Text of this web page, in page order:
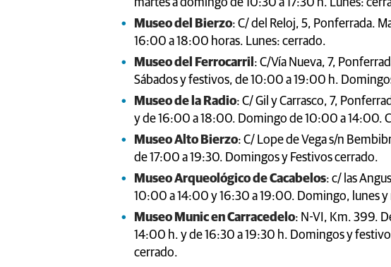
Museo del Bierzo: C/ del Reloj, 5, Ponferrada.
16:00 a 18:00 horas. Lunes: cerrado.
Museo del Ferrocarril : C/Vía Nueva, 7,
Sábados y festivos, de 10:00 a 19:00 h.
Museo de la Radio: C/ Gil y Carrasco, 7,
y de 16:00 a 18:00. Domingo de 10:00 a 14:00.
Museo Alto Bierzo: C/ Lope de Vega s/n
de 17:00 a 19:30. Domingos y Festivos cerrado.
Museo Arqueológico de Cacabelos: c/ las
10:00 a 14:00 y 16:30 a 19:00. Domingo, lunes y
Museo Munic en Carracedelo: N-VI, Km. 399.
14:00 h. y de 16:30 a 19:30 h. Domingos y
cerrado.